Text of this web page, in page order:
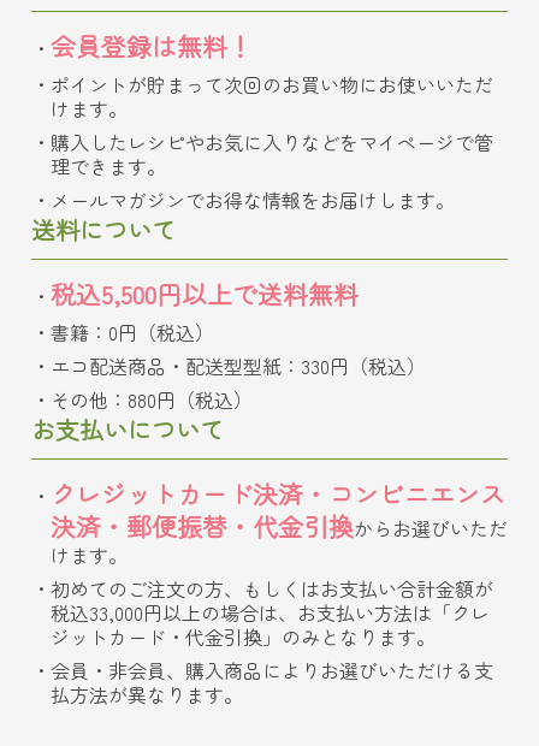
会員登録は無料！
ポイントが貯まって次回のお買い物にお使いいただ
けます。
購入したレシピやお気に入りなどをマイページで管
理できます。
メールマガジンでお得な情報をお届けします。
送料について
税込5,500円以上で送料無料
書籍：0円（税込）
エコ配送商品・配送型型紙：330円（税込）
その他：880円（税込）
お支払いについて
クレジットカード決済・コンビニエンス
決済・郵便振替・代金引換からお選びいただ
けます。
初めてのご注文の方、もしくはお支払い合計金額が
税込33,000円以上の場合は、お支払い方法は「クレ
ジットカード・代金引換」のみとなります。
会員・非会員、購入商品によりお選びいただける支
払方法が異なります。